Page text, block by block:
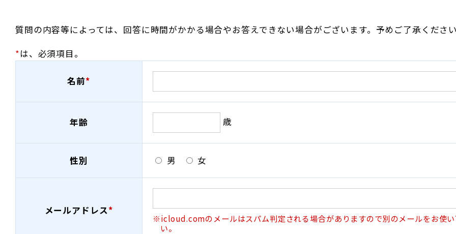
質問の内容等によっては、回答に時間がかかる場合やお答えできない場合がございます。予めご了承ください
*は、必須項目。
名前*
年齢 歳
性別 男 女
メールアドレス*
※icloud.comのメールはスパム判定される場合がありますので別のメールをお使い
い。